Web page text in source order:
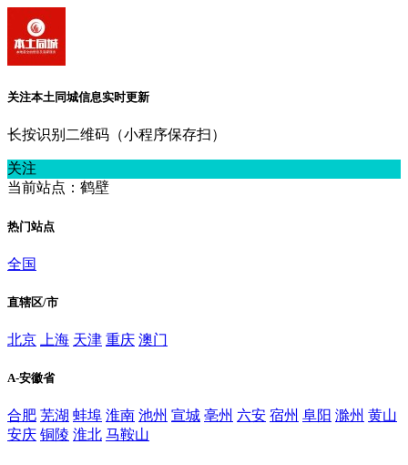
关注本土同城信息实时更新
长按识别二维码（小程序保存扫）
关注
当前站点：鹤壁
热门站点
全国
直辖区/市
北京 上海 天津 重庆 澳门
A-安徽省
合肥 芜湖 蚌埠 淮南 池州 宣城 亳州 六安 宿州 阜阳 滁州 黄山
安庆 铜陵 淮北 马鞍山